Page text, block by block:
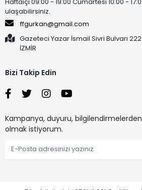
ulaşabilirsiniz.
ffgurkan@gmail.com
Gazeteci Yazar İsmail Sivri Bulvarı
İZMİR
Bizi Takip Edin
Kampanya, duyuru,
olmak istiyorum.